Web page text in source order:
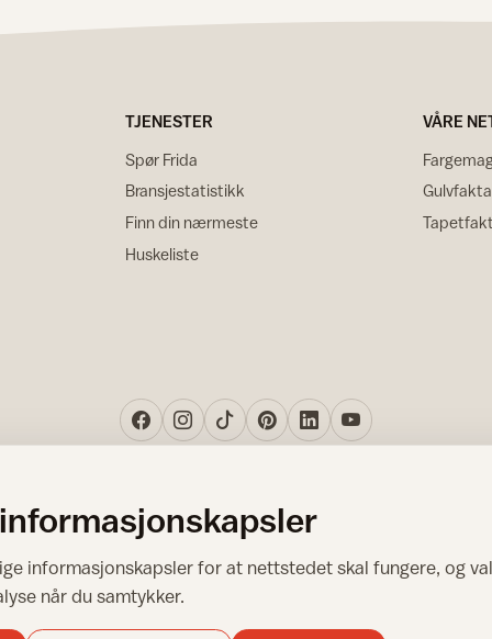
TJENESTER
Spør Frida
Bransjestatistikk
Finn din nærmeste
Huskeliste
VÅRE
Gulvfakta
Copyright © 1995-2026. All Rights Reserved.
Ansvarlig redaktør: Helge Bod Vangen
informasjonskapsler for at nettstedet skal fungere, og
når du samtykker.